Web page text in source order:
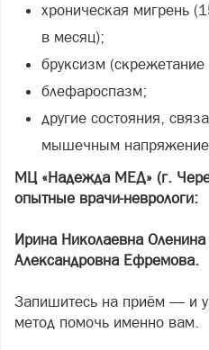
хроническая мигрень
в месяц);
бруксизм (скрежетание
блефароспазм;
другие состояния,
мышечным
МЦ «Надежда МЕД» (г.
опытные врачи-неврологи:
Ирина Николаевна
Александровна Ефремова.
Запишитесь на приём — и
метод помочь именно вам.